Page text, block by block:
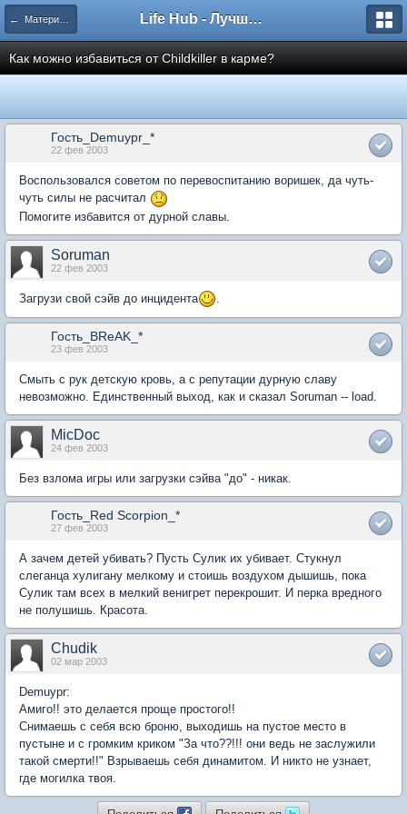
← Материал для FAQ по Fallout 2 Life Hub - Лучшие компьютерные игры мира
Как можно избавиться от Childkiller в карме?
Гость_Demuypr_*
22 фев 2003
Воспользовался советом по перевоспитанию воришек, да чуть-
чуть силы не расчитал
Помогите избавится от дурной славы.
Soruman
22 фев 2003
Загрузи свой сэйв до инцидента
Гость_BReAK_*
23 фев 2003
Смыть с рук детскую кровь, а с репутации дурную славу
невозможно. Единственный выход, как и сказал Soruman -- load.
MicDoc
24 фев 2003
Без взлома игры или загрузки сэйва "до" - никак.
Гость_Red Scorpion_*
27 фев 2003
А зачем детей убивать? Пусть Сулик их убивает. Стукнул
слеганца хулигану мелкому и стоишь воздухом дышишь, пока
Сулик там всех в мелкий венигрет перекрошит. И перка вредного
не полушишь. Красота.
Chudik
02 мар 2003
Demuypr:
Амиго!! это делается проще простого!!
Снимаешь с себя всю броню, выходишь на пустое место в
пустыне и с громким криком "За что??!!! они ведь не заслужили
такой смерти!!" Взрываешь себя динамитом. И никто не узнает,
где могилка твоя.